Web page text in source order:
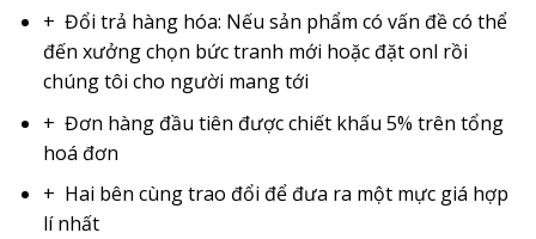
+ Đổi trả hàng hóa: Nếu sản phẩm có vấn đề có thể
đến xưởng chọn bức tranh mới hoặc đặt onl rồi
chúng tôi cho người mang tới
+ Đơn hàng đầu tiên được chiết khấu 5% trên tổng
hoá đơn
+ Hai bên cùng trao đổi để đưa ra một mực giá hợp
lí nhất